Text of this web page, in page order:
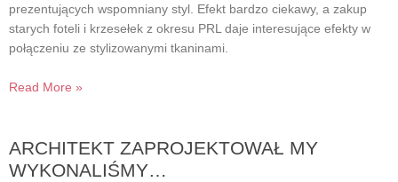
prezentujących wspomniany styl. Efekt bardzo ciekawy, a zakup
starych foteli i krzesełek z okresu PRL daje interesujące efekty w
połączeniu ze stylizowanymi tkaninami.
Read More »
ARCHITEKT ZAPROJEKTOWAŁ MY
WYKONALIŚMY…